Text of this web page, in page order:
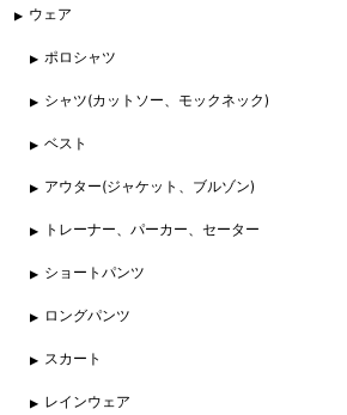
ウェア
ポロシャツ
シャツ(カットソー、モックネック)
ベスト
アウター(ジャケット、ブルゾン)
トレーナー、パーカー、セーター
ショートパンツ
ロングパンツ
スカート
レインウェア